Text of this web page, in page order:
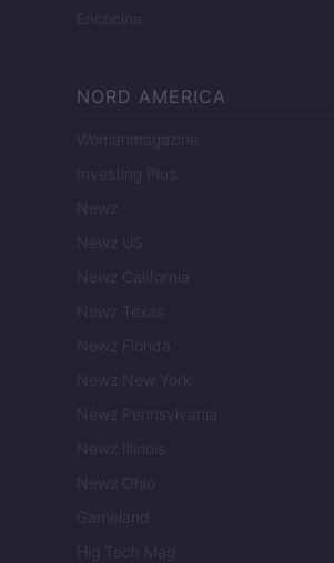
Encocina
NORD AMERICA
Womanmagazine
Investing Plus
Newz
Newz US
Newz California
Newz Texas
Newz Florida
Newz New York
Newz Pennsylvania
Newz Illinois
Newz Ohio
Gameland
Hig Tech Mag